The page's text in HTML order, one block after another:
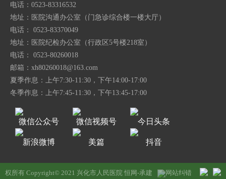
电话：0523-83316532
地址：医院沟通办公室（门急诊综合楼一楼大厅）
电话： 0523-83370049
地址：医院纪检办公室（行政区5号楼218室）
电话： 0523-80260018
邮箱： xh80260018@163.com
夏季作息：上午7:30-11:30，下午14:00-17:00
冬季作息：上午7:45-11:30，下午13:45-17:00
微信公众号 微信视频号 今日头条
新浪微博 美篇 抖音
权所有 Copyright© 2021 兴化市人民医院 恒网-承建 网站纠错